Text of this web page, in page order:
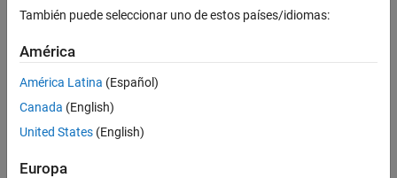
análisis de datos biomédicos, y análisis de señales de potencia y
También puede seleccionar uno de estos países/idiomas:
América
América Latina (Español)
Canada (English)
United States (English)
Europa